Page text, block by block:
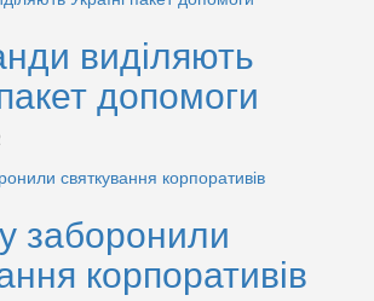
виділяють
допомоги
заборонили
корпоративів